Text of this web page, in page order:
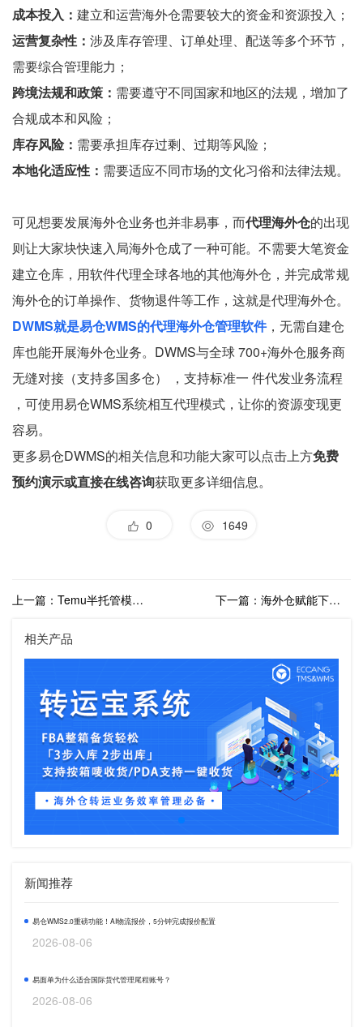
成本投入： 建立和运营海外仓需要较大的资金和资源投入；
运营复杂性： 涉及库存管理、订单处理、配送等多个环节，
需要综合管理能力；
跨境法规和政策： 需要遵守不同国家和地区的法规，增加了
合规成本和风险；
库存风险： 需要承担库存过剩、过期等风险；
本地化适应性： 需要适应不同市场的文化习俗和法律法规。
可见想要发展海外仓业务也并非易事，而代理海外仓的出现
则让大家块快速入局海外仓成了一种可能。不需要大笔资金
建立仓库，用软件代理全球各地的其他海外仓，并完成常规
海外仓的订单操作、货物退件等工作，这就是代理海外仓。
DWMS就是易仓WMS的代理海外仓管理软件，无需自建仓
库也能开展海外仓业务。DWMS与全球 700+海外仓服务商
无缝对接（支持多国多仓） ，支持标准一 件代发业务流程
，可使用易仓WMS系统相互代理模式，让你的资源变现更
容易。
更多易仓DWMS的相关信息和功能大家可以点击上方免费
预约演示或直接在线咨询获取更多详细信息。
0 1649
上一篇：Temu半托管模式下海外仓的战略价值与商家应对策略 下一篇：海外仓赋能下的物流革命与外贸增长
相关产品
新闻推荐
易仓WMS2.0重磅功能！AI物流报价，5分钟完成报价配置
2026-08-06
易面单为什么适合国际货代管理尾程账号？
2026-08-06